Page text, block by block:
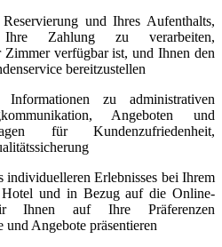
und Ihres Aufenthalts,
Ihre Zahlung zu verarbeiten,
Zimmer verfügbar ist, und Ihnen den
bereitzustellen
zu administrativen
Angeboten und
für Kundenzufriedenheit,
individuelleren Erlebnisses bei Ihrem
und in Bezug auf die Online-
Ihnen auf Ihre Präferenzen
und Angebote präsentieren